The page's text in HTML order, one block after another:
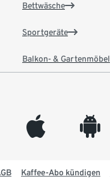
Bettwäsche
Sportgeräte
Balkon- & Gartenmöbel
appleinc android
Kaffee-Abo kündigen